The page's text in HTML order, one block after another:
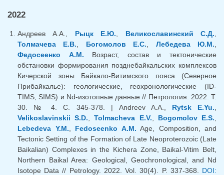
2022
Андреев А.А., Рыцк Е.Ю. Великославинский С.Д.
Толмачева Е.В.
Богомолов Е.С. Лебедева Ю.М.
Федосеенко А.М. Возраст, состав и тектонические
обстановки формирования позднебайкальских комплексов
Кичерской зоны Байкало-Витимского пояса (Северное
Прибайкалье): геологические, геохронологические (ID-
TIMS, SIMS) и Nd-изотопные данные // Петрология. 2022. T.
30. № 4. С. 345-378. | Andreev A.A., Rytsk E.Yu.
Velikoslavinskii S.D. ,Tolmacheva E.V. Bogomolov E.S.
Lebedeva Y.M.
Fedoseenko A.M. Age, Composition, and
Tectonic Setting of the Formation of Late Neoproterozoic (Late
Baikalian) Complexes in the Kichera Zone, Baikal-Vitim Belt,
Northern Baikal Area: Geological, Geochronological, and Nd
Isotope Data // Petrology. 2022. Vol. 30(4). P. 337-368. DOI: